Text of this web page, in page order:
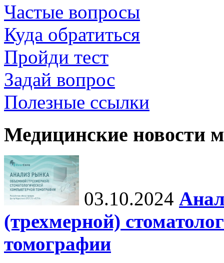
Частые вопросы
Куда обратиться
Пройди тест
Задай вопрос
Полезные ссылки
Медицинские новости
03.10.2024
(трехмерной)
томографии